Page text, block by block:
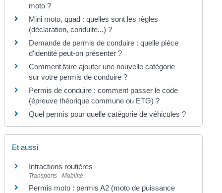
moto ?
Mini moto, quad : quelles sont les règles
(déclaration, conduite...) ?
Demande de permis de conduire : quelle pièce
d'identité peut-on présenter ?
Comment faire ajouter une nouvelle catégorie
sur votre permis de conduire ?
Permis de conduire : comment passer le code
(épreuve théorique commune ou ETG) ?
Quel permis pour quelle catégorie de véhicules ?
Et aussi
Infractions routières
Transports - Mobilité
Permis moto : permis A2 (moto de puissance